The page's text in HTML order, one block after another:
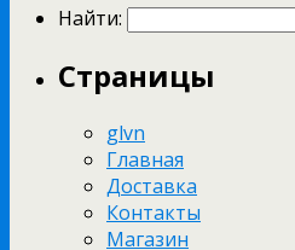
Найти:
Страницы
glvn
Главная
Доставка
Контакты
Магазин